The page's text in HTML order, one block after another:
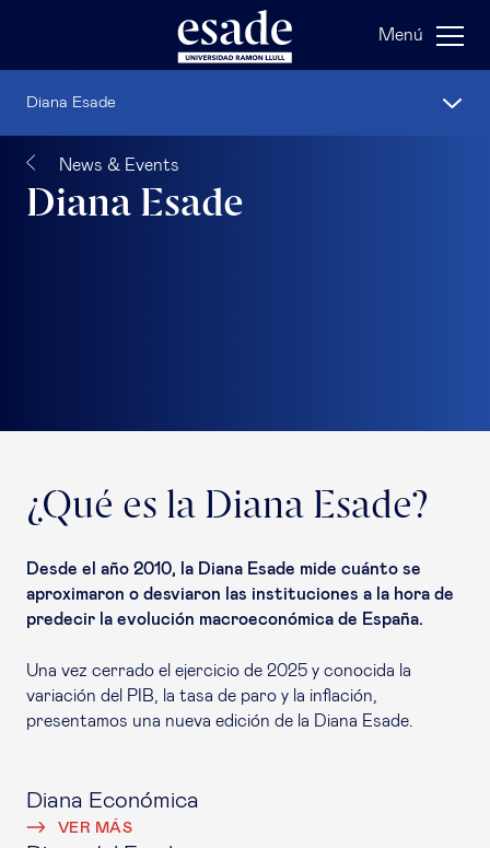
Menú
News & Events
Diana Esade
Diana Esade
¿Qué es la Diana Esade?
Desde el año 2010, la Diana Esade mide cuánto se
aproximaron o desviaron las instituciones a la hora de
predecir la evolución macroeconómica de España.
Una vez cerrado el ejercicio de 2025 y conocida la
variación del PIB, la tasa de paro y la inflación,
presentamos una nueva edición de la Diana Esade.
Diana Económica
VER MÁS